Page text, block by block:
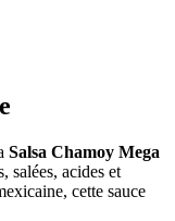
Salsa Chamoy Mega
salées, acides et
cette sauce